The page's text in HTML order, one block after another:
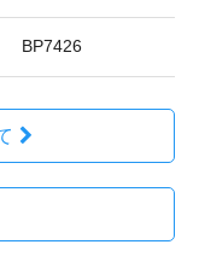
BP7426